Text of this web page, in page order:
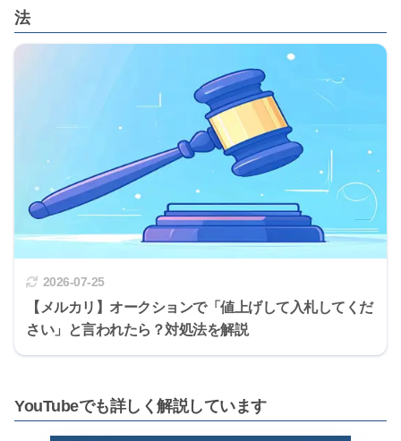
法
2026-07-25
【メルカリ】オークションで「値上げして入札してくだ
さい」と言われたら？対処法を解説
YouTubeでも詳しく解説しています